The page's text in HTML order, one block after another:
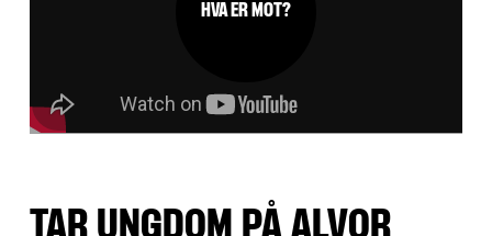
HVA ER MOT?